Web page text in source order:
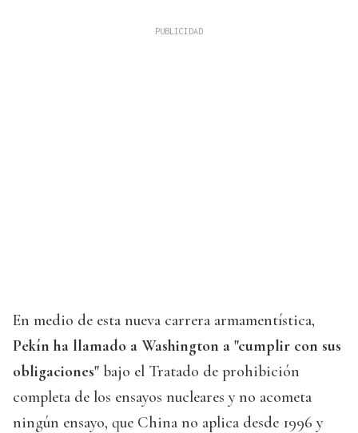
En medio de esta nueva carrera armamentística,
Pekín ha llamado a Washington a "cumplir con sus
obligaciones" bajo el Tratado de prohibición
completa de los ensayos nucleares y no acometa
ningún ensayo, que China no aplica desde 1996 y